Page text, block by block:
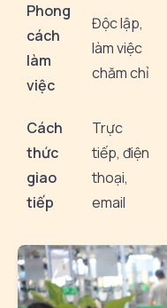
Phong
cách
làm
việc
Độc lập,
làm việc
chăm chỉ
Cách
thức
giao
tiếp
Trực
tiếp, điện
thoại,
email